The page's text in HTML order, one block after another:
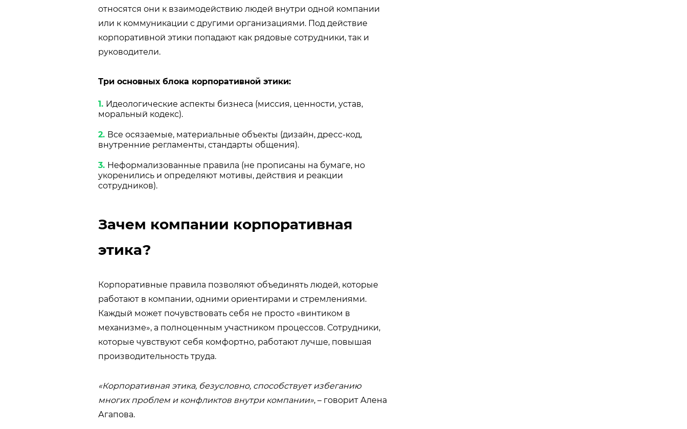
относятся они к взаимодействию людей внутри одной компании
или к коммуникации с другими организациями. Под действие
корпоративной этики попадают как рядовые сотрудники, так и
руководители.
Три основных блока корпоративной этики:
Идеологические аспекты бизнеса (миссия, ценности, устав,
моральный кодекс).
Все осязаемые, материальные объекты (дизайн, дресс-код,
внутренние регламенты, стандарты общения).
Неформализованные правила (не прописаны на бумаге, но
укоренились и определяют мотивы, действия и реакции
сотрудников).
Зачем компании корпоративная
этика?
Корпоративные правила позволяют объединять людей, которые
работают в компании, одними ориентирами и стремлениями.
Каждый может почувствовать себя не просто «винтиком в
механизме», а полноценным участником процессов. Сотрудники,
которые чувствуют себя комфортно, работают лучше, повышая
производительность труда.
«Корпоративная этика, безусловно, способствует избеганию
многих проблем и конфликтов внутри компании», – говорит Алена
Агапова.